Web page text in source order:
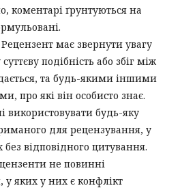
коментарі ґрунтуються на
має звернути увагу
подібність або збіг між
та будь-якими іншими
про які він особисто знає.
використовувати будь-яку
для рецензування, у
відповідного цитування.
не повинні
у яких у них є конфлікт